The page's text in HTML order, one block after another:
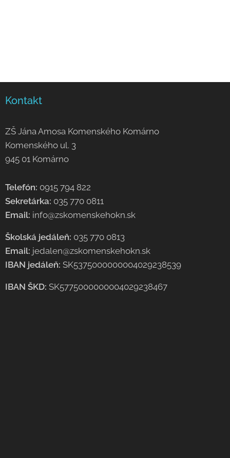
Kontakt
ZŠ Jána Amosa Komenského Komárno
Komenského ul. 3
945 01 Komárno
Telefón: 0915 794 822
Sekretárka: 035 770 0811
Email: info@zskomenskehokn.sk
Školská jedáleň: 035 770 0813
Email: jedalen@zskomenskehokn.sk
IBAN jedáleň: SK5375000000004029238539
IBAN ŠKD: SK5775000000004029238467